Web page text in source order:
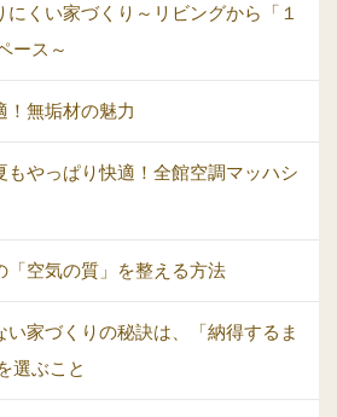
にくい家づくり～リビングから「１
ース～
！無垢材の魅力
もやっぱり快適！全館空調マッハシ
「空気の質」を整える方法
い家づくりの秘訣は、「納得するま
選ぶこと